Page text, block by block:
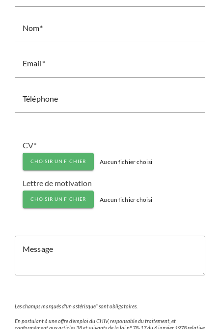
Nom
Email
Téléphone
CV*
CHOISIR UN FICHIER Aucun fichier choisi
Lettre de motivation
CHOISIR UN FICHIER Aucun fichier choisi
Message
Les champs marqués d'un astérisque* sont obligatoires.
En postulant à une offre d’emploi du CHIV, responsable du traitement, et
conformément aux articles 38 et suivants de la loi n° 78-17 du 6 janvier 1978 relative